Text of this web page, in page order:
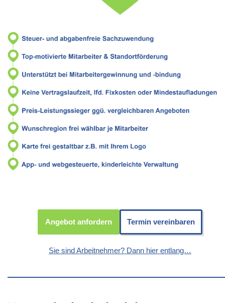
Angebot anfordern Termin vereinbaren
Sie sind Arbeitnehmer? Dann hier entlang…